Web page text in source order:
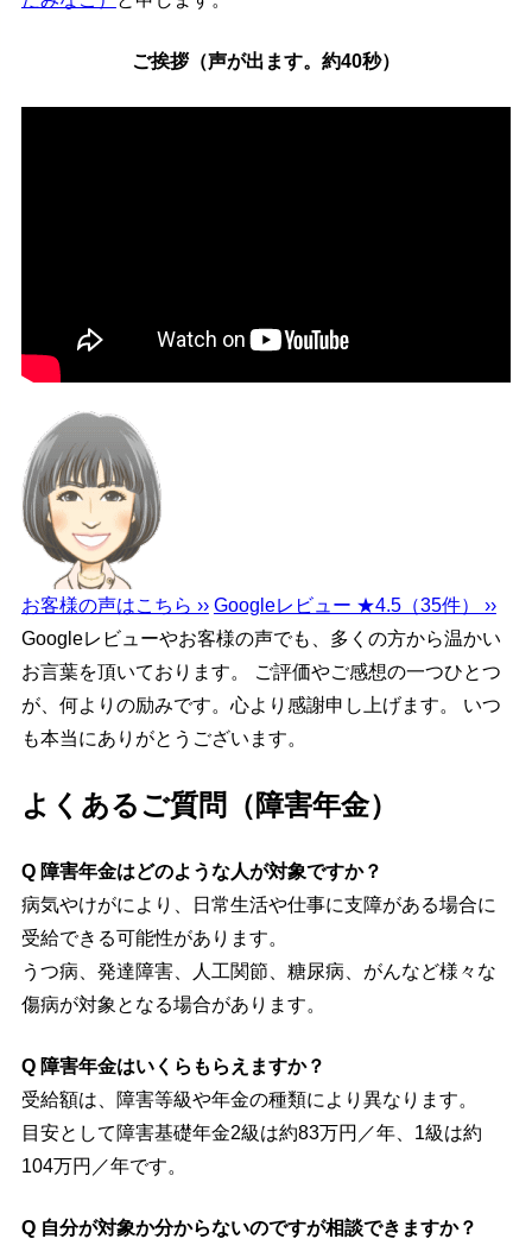
ご挨拶（声が出ます。約40秒）
お客様の声はこちら ›› Googleレビュー ★4.5（35件） ››
Googleレビューやお客様の声でも、多くの方から温かい
お言葉を頂いております。 ご評価やご感想の一つひとつ
が、何よりの励みです。心より感謝申し上げます。 いつ
も本当にありがとうございます。
よくあるご質問（障害年金）
Q 障害年金はどのような人が対象ですか？
病気やけがにより、日常生活や仕事に支障がある場合に
受給できる可能性があります。
うつ病、発達障害、人工関節、糖尿病、がんなど様々な
傷病が対象となる場合があります。
Q 障害年金はいくらもらえますか？
受給額は、障害等級や年金の種類により異なります。
目安として障害基礎年金2級は約83万円／年、1級は約
104万円／年です。
Q 自分が対象か分からないのですが相談できますか？